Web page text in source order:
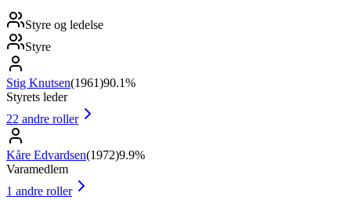
Styre og ledelse
Styre
Stig Knutsen(1961)90.1%
Styrets leder
22 andre roller
Kåre Edvardsen(1972)9.9%
Varamedlem
1 andre roller